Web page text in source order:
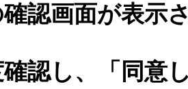
認画面が表示
認し、「同意